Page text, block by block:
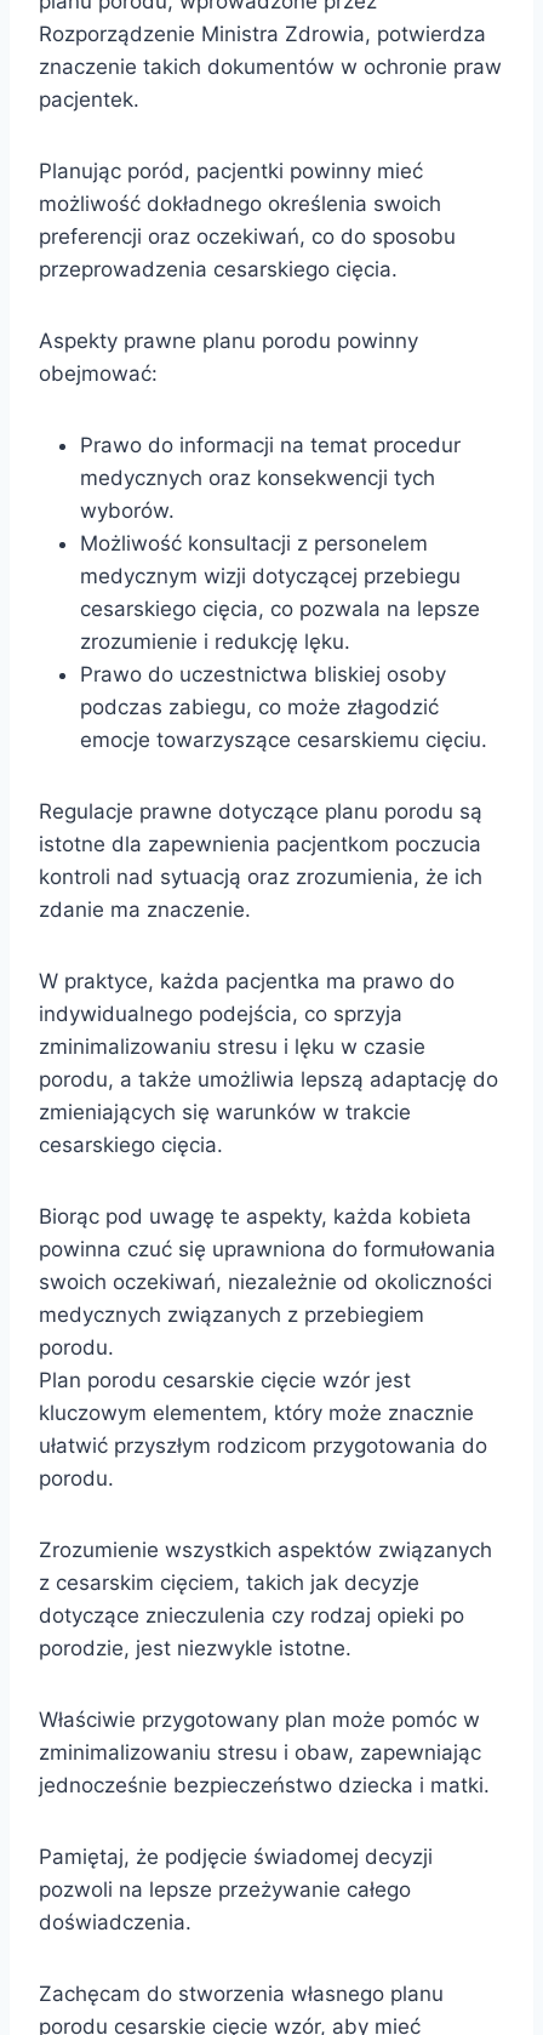
Rozporządzenie Ministra Zdrowia, potwierdza
znaczenie takich dokumentów w ochronie praw
pacjentek.
Planując poród, pacjentki powinny mieć
możliwość dokładnego określenia swoich
preferencji oraz oczekiwań, co do sposobu
przeprowadzenia cesarskiego cięcia.
Aspekty prawne planu porodu powinny
obejmować:
Prawo do informacji na temat procedur
medycznych oraz konsekwencji tych
wyborów.
Możliwość konsultacji z personelem
medycznym wizji dotyczącej przebiegu
cesarskiego cięcia, co pozwala na lepsze
zrozumienie i redukcję lęku.
Prawo do uczestnictwa bliskiej osoby
podczas zabiegu, co może złagodzić
emocje towarzyszące cesarskiemu cięciu.
Regulacje prawne dotyczące planu porodu są
istotne dla zapewnienia pacjentkom poczucia
kontroli nad sytuacją oraz zrozumienia, że ich
zdanie ma znaczenie.
W praktyce, każda pacjentka ma prawo do
indywidualnego podejścia, co sprzyja
zminimalizowaniu stresu i lęku w czasie
porodu, a także umożliwia lepszą adaptację do
zmieniających się warunków w trakcie
cesarskiego cięcia.
Biorąc pod uwagę te aspekty, każda kobieta
powinna czuć się uprawniona do formułowania
swoich oczekiwań, niezależnie od okoliczności
medycznych związanych z przebiegiem
porodu.
Plan porodu cesarskie cięcie wzór jest
kluczowym elementem, który może znacznie
ułatwić przyszłym rodzicom przygotowania do
porodu.
Zrozumienie wszystkich aspektów związanych
z cesarskim cięciem, takich jak decyzje
dotyczące znieczulenia czy rodzaj opieki po
porodzie, jest niezwykle istotne.
Właściwie przygotowany plan może pomóc w
zminimalizowaniu stresu i obaw, zapewniając
jednocześnie bezpieczeństwo dziecka i matki.
Pamiętaj, że podjęcie świadomej decyzji
pozwoli na lepsze przeżywanie całego
doświadczenia.
Zachęcam do stworzenia własnego planu
porodu cesarskie cięcie wzór, aby mieć